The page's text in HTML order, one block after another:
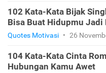
102 Kata-Kata Bijak
Bisa Buat Hidupmu Jadi
Quotes Motivasi • 26
104 Kata-Kata Cinta
Hubungan Kamu Awet